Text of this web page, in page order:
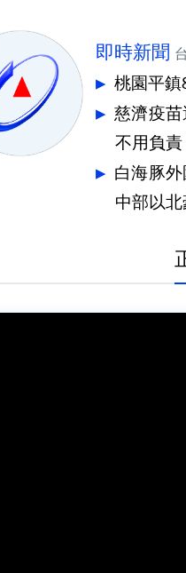
即時新聞
桃園平
慈濟疫
不用負責
白海豚
中部以